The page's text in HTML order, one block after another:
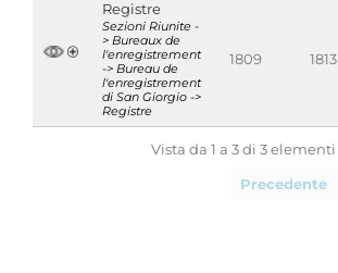
Registre
Sezioni Riunite -
> Bureaux de
l'enregistrement
-> Bureau de
l'enregistrement
di San Giorgio ->
Registre
1809 1813
Vista da 1 a 3 di 3 elementi
Precedente